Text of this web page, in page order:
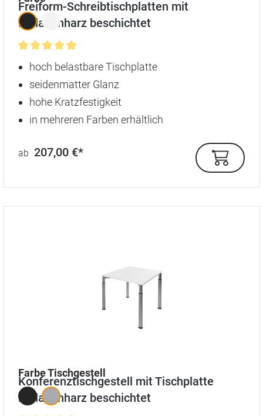
Freiform-Schreibtischplatten mit
Melaminharz beschichtet
Durchschnittliche Bewertung von 5 von 5 Sternen
hoch belastbare Tischplatte
seidenmatter Glanz
hohe Kratzfestigkeit
in mehreren Farben erhältlich
ab 207,00 €*
Farbe Tischgestell
Konferenztischgestell mit Tischplatte
Melaminharz beschichtet